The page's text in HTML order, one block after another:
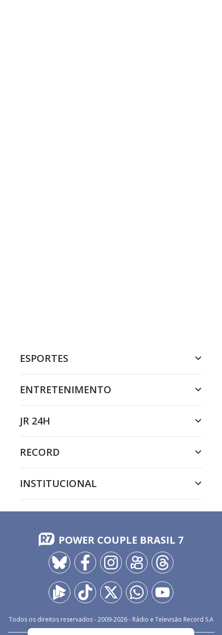
ESPORTES
ENTRETENIMENTO
JR 24H
RECORD
INSTITUCIONAL
POWER COUPLE BRASIL 7
Todos os direitos reservados - 2009-2026- Rádio e Televisão Record S.A